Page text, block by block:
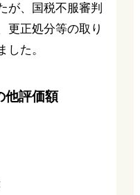
が、国税不服審判
更正処分等の取り
した。
他評価額